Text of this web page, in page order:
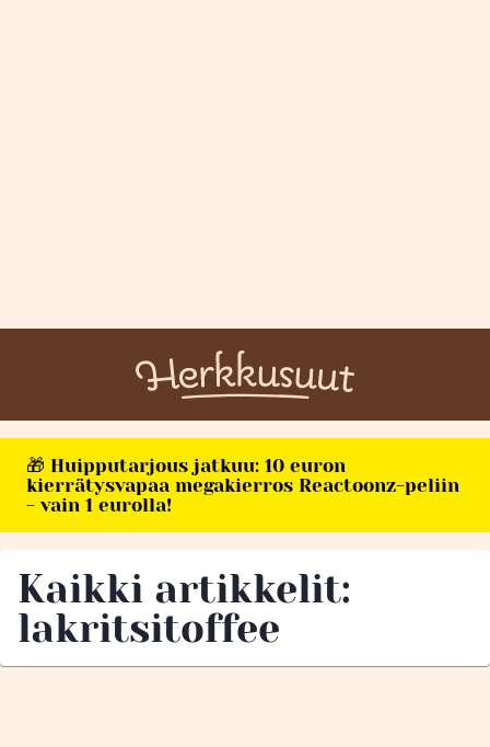
🎁 Huipputarjous jatkuu: 10 euron
kierrätysvapaa megakierros Reactoonz-peliin
- vain 1 eurolla!
Kaikki artikkelit:
lakritsitoffee